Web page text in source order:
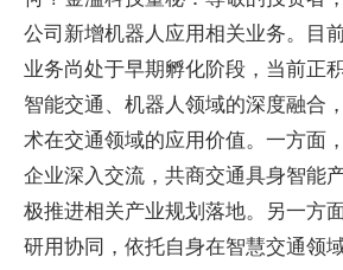
公司新增机器人应用相关业务。目
业务尚处于早期孵化阶段，当前正
智能交通、机器人领域的深度融合
术在交通领域的应用价值。一方面
企业深入交流，共商交通具身智能
极推进相关产业规划落地。另一方
研用协同，依托自身在智慧交通领